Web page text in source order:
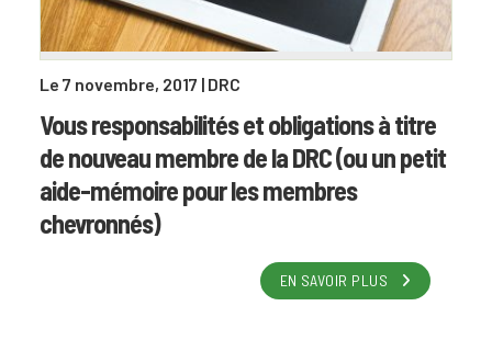
Le 7 novembre, 2017 | DRC
Vous responsabilités et obligations à titre
de nouveau membre de la DRC (ou un petit
aide-mémoire pour les membres
chevronnés)
EN SAVOIR PLUS